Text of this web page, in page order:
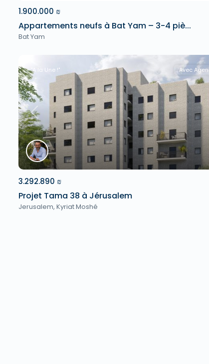
1.900.000 ₪
Appartements neufs à Bat Yam – 3-4 piè...
Bat Yam
Previous
"A la Une !" Avec
3.292.890 ₪
Projet Tama 38 à Jérusalem
Jerusalem, Kyriat Moshé